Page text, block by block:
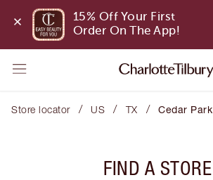
15% Off Your First
Order On The App!
Store locator / US / TX / Cedar Park
FIND A STORE